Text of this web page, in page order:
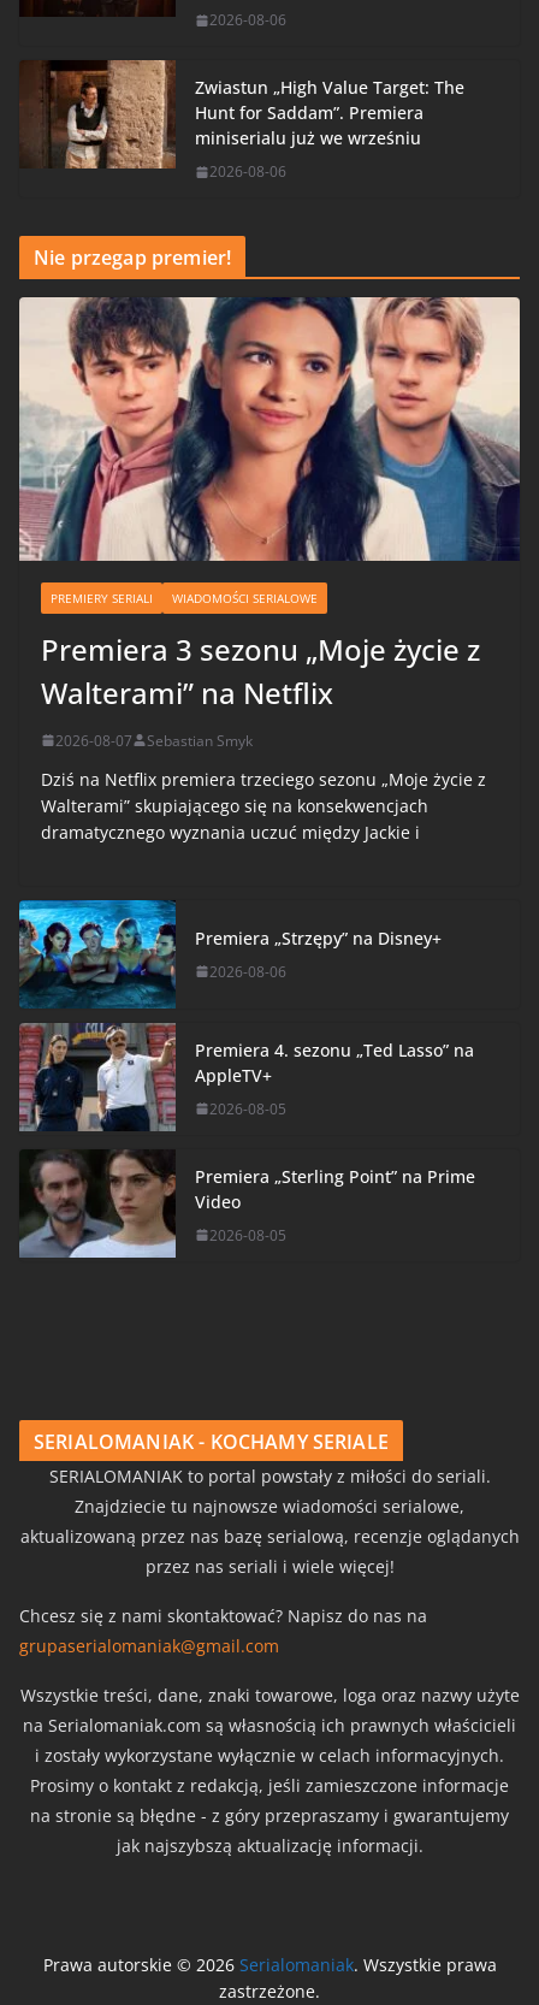
2026-08-06
Zwiastun „High Value Target: The
Hunt for Saddam”. Premiera
miniserialu już we wrześniu
2026-08-06
Nie przegap premier!
PREMIERY SERIALI WIADOMOŚCI SERIALOWE
Premiera 3 sezonu „Moje życie z
Walterami” na Netflix
2026-08-07 Sebastian Smyk
Dziś na Netflix premiera trzeciego sezonu „Moje życie z
Walterami” skupiającego się na konsekwencjach
dramatycznego wyznania uczuć między Jackie i
Premiera „Strzępy” na Disney+
2026-08-06
Premiera 4. sezonu „Ted Lasso” na
AppleTV+
2026-08-05
Premiera „Sterling Point” na Prime
Video
2026-08-05
SERIALOMANIAK - KOCHAMY SERIALE
SERIALOMANIAK to portal powstały z miłości do seriali.
Znajdziecie tu najnowsze wiadomości serialowe,
aktualizowaną przez nas bazę serialową, recenzje oglądanych
przez nas seriali i wiele więcej!
Chcesz się z nami skontaktować? Napisz do nas na
grupaserialomaniak@gmail.com
Wszystkie treści, dane, znaki towarowe, loga oraz nazwy użyte
na Serialomaniak.com są własnością ich prawnych właścicieli
i zostały wykorzystane wyłącznie w celach informacyjnych.
Prosimy o kontakt z redakcją, jeśli zamieszczone informacje
na stronie są błędne - z góry przepraszamy i gwarantujemy
jak najszybszą aktualizację informacji.
Prawa autorskie © 2026 Serialomaniak. Wszystkie prawa
zastrzeżone.